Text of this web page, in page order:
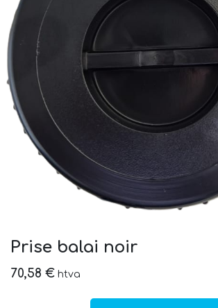
Prise balai noir
70,58 € htva